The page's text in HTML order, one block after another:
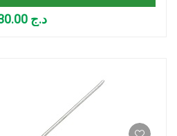
د.ج